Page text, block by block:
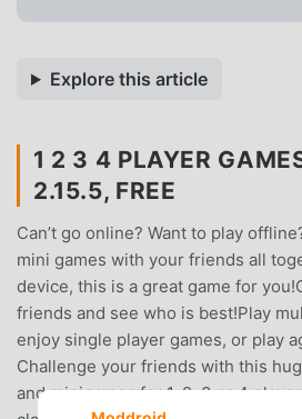
Explore this article
1 2 3 4 PLAYER
2.15.5, FREE
Can’t go online? Want to play
mini games with your friends all
device, this is a great game for
friends and see who is best!Play
enjoy single player games, or play
Challenge your friends with this
and minigames for 1, 2, 3 or 4